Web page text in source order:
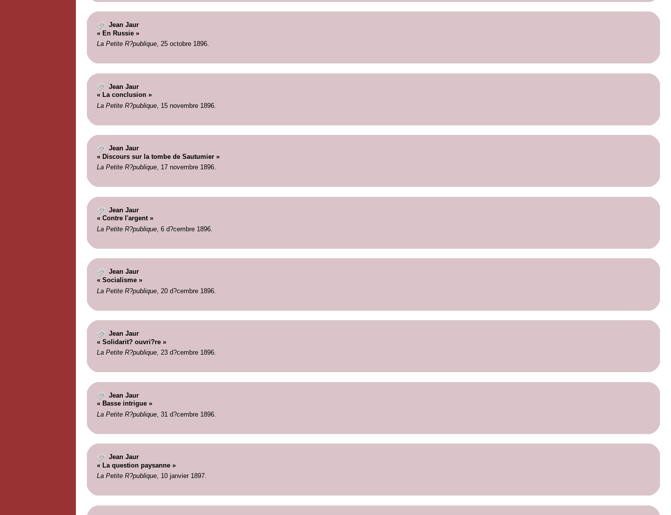
Jean Jaur
« En Russie »
La Petite R?publique, 25 octobre 1896.
Jean Jaur
« La conclusion »
La Petite R?publique, 15 novembre 1896.
Jean Jaur
« Discours sur la tombe de Sautumier »
La Petite R?publique, 17 novembre 1896.
Jean Jaur
« Contre l'argent »
La Petite R?publique, 6 d?cembre 1896.
Jean Jaur
« Socialisme »
La Petite R?publique, 20 d?cembre 1896.
Jean Jaur
« Solidarit? ouvri?re »
La Petite R?publique, 23 d?cembre 1896.
Jean Jaur
« Basse intrigue »
La Petite R?publique, 31 d?cembre 1896.
Jean Jaur
« La question paysanne »
La Petite R?publique, 10 janvier 1897.